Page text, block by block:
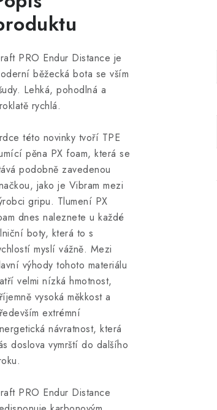
PRO Endur Distance je
běžecká bota se vším
Lehká, pohodlná a
rychlá.
této novinky tvoří TPE
pěna PX foam, která se
podobně zavedenou
jako je Vibram mezi
gripu. Tlumení PX
dnes naleznete u každé
boty, která to s
myslí vážně. Mezi
výhody tohoto materiálu
velmi nízká hmotnost,
vysoká měkkost a
extrémní
návratnost, která
doslova vymrští do dalšího
PRO Endur Distance